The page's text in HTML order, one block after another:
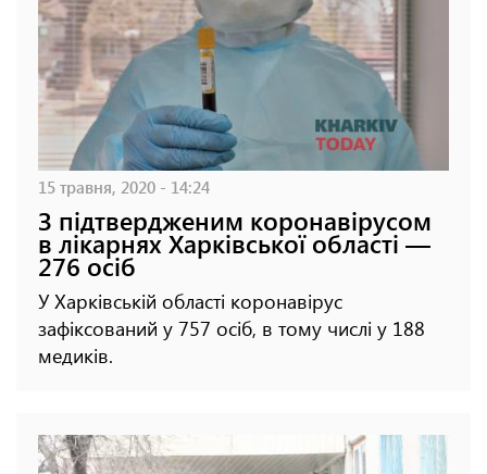
15 травня, 2020 - 14:24
З підтвердженим коронавірусом
в лікарнях Харківської області —
276 осіб
У Харківській області коронавірус
зафіксований у 757 осіб, в тому числі у 188
медиків.